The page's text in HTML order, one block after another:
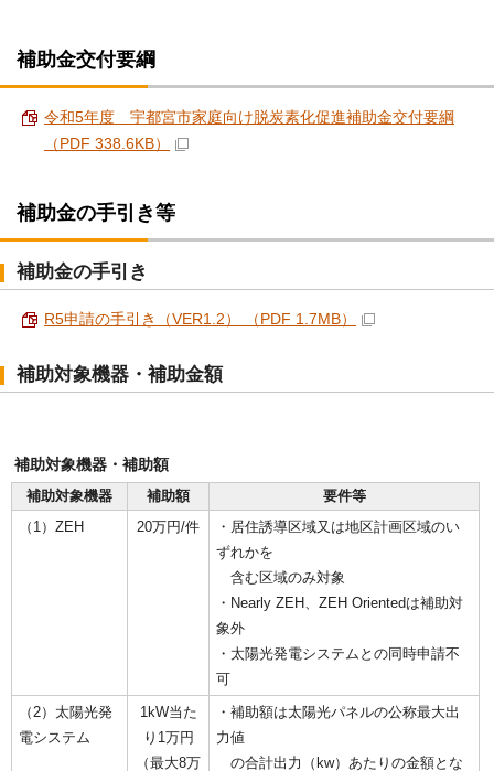
補助金交付要綱
令和5年度 宇都宮市家庭向け脱炭素化促進補助金交付要綱
（PDF 338.6KB）
補助金の手引き等
補助金の手引き
R5申請の手引き（VER1.2） （PDF 1.7MB）
補助対象機器・補助金額
補助対象機器・補助額
補助対象機器
補助額
要件等
（1）ZEH
20万円/件
・居住誘導区域又は地区計画区域のい
ずれかを
含む区域のみ対象
・Nearly ZEH、ZEH Orientedは補助対
象外
・太陽光発電システムとの同時申請不
可
（2）太陽光発
電システム
1kW当た
り1万円
（最大8万
・補助額は太陽光パネルの公称最大出
力値
の合計出力（kw）あたりの金額とな